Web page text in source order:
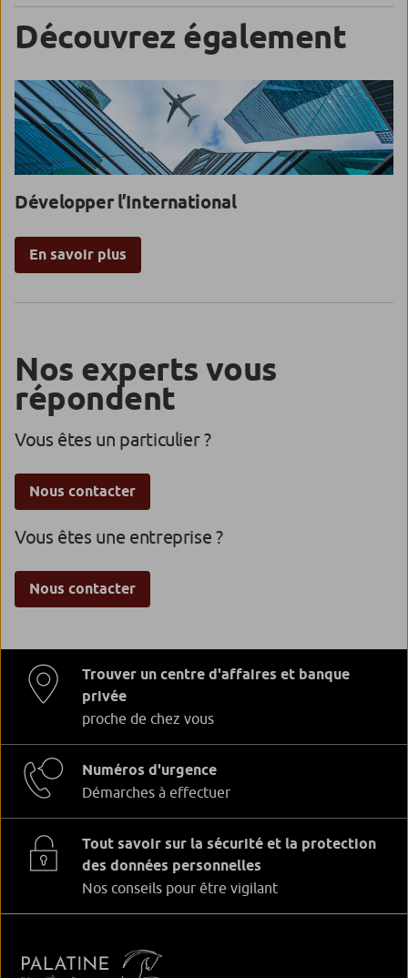
Découvrez également
Développer l’International
En savoir plus
Nos experts vous
répondent
Vous êtes un particulier ?
Nous contacter
Vous êtes une entreprise ?
Nous contacter
Trouver un centre d'affaires et banque
privée
proche de chez vous
Numéros d'urgence
Démarches à effectuer
Tout savoir sur la sécurité et la protection
des données personnelles
Nos conseils pour être vigilant